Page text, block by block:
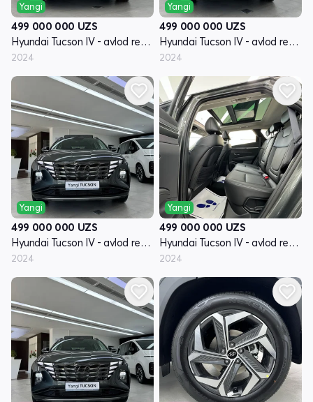
Yangi
499 000 000 UZS
Hyundai Tucson IV - avlod restyling
2024
Yangi
499 000 000 UZS
Hyundai Tucson IV - avlod restyling
2024
Yangi
499 000 000 UZS
Hyundai Tucson IV - avlod restyling
2024
Yangi
499 000 000 UZS
Hyundai Tucson IV - avlod restyling
2024